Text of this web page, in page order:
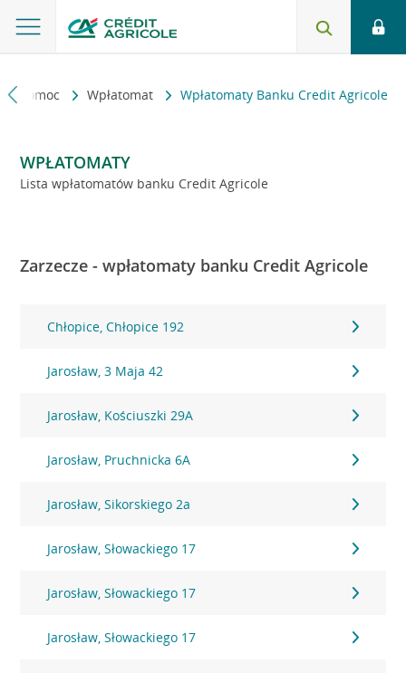
i pomoc Wpłatomat Wpłatomaty Banku Credit Agricole
WPŁATOMATY
Lista wpłatomatów banku Credit Agricole
Zarzecze - wpłatomaty banku Credit Agricole
Chłopice, Chłopice 192
Jarosław, 3 Maja 42
Jarosław, Kościuszki 29A
Jarosław, Pruchnicka 6A
Jarosław, Sikorskiego 2a
Jarosław, Słowackiego 17
Jarosław, Słowackiego 17
Jarosław, Słowackiego 17